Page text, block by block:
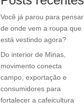
Você já parou para pensar
de onde vem a roupa que
está vestindo agora?
Do interior de Minas,
movimento conecta
campo, exportação e
consumidores para
fortalecer a cafeicultura